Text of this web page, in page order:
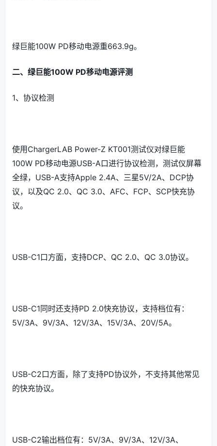
绿巨能100W PD移动电源重663.9g。
二、绿巨能100W PD移动电源评测
1、协议检测
使用ChargerLAB Power-Z KT001测试仪对绿巨能
100W PD移动电源USB-A口进行协议检测，测试仪屏幕
全绿，USB-A支持Apple 2.4A、三星5V/2A、DCP协
议，以及QC 2.0、QC 3.0、AFC、FCP、SCP快充协
议。
USB-C1口方面，支持DCP、QC 2.0、QC 3.0协议。
USB-C1同时还支持PD 2.0快充协议，支持档位有：
5V/3A、9V/3A、12V/3A、15V/3A、20V/5A。
USB-C2口方面，除了支持PD协议外，不支持其他常见
的快充协议。
USB-C2输出档位有：5V/3A、9V/3A、12V/3A、